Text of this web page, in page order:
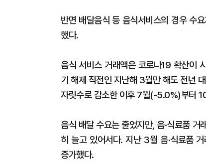
반면 배달음식 등 음식서비스의 경우 수
했다.
음식 서비스 거래액은 코로나19 확산이
기 해제 직전인 지난해 3월만 해도 전년
자릿수로 감소한 이후 7월(-5.0%)부터
음식 배달 수요는 줄었지만, 음·식료품
히 늘고 있어서다. 지난 3월 음·식료품
증가했다.